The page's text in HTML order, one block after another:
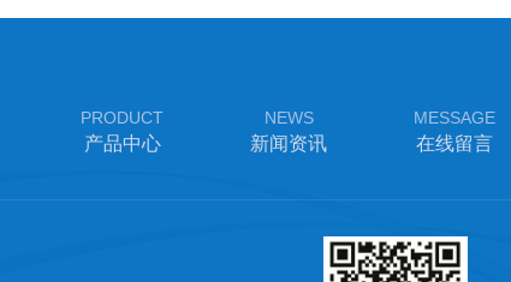
PRODUCT
产品中心
NEWS
新闻资讯
MESSAGE
在线留言